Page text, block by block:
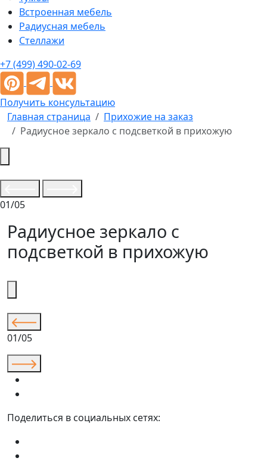
Встроенная мебель
Радиусная мебель
Стеллажи
+7 (499) 490-02-69
Получить консультацию
Главная страница
Прихожие на заказ
Радиусное зеркало с подсветкой в прихожую
01/05
Радиусное зеркало с
подсветкой в прихожую
01/05
Поделиться в социальных сетях: